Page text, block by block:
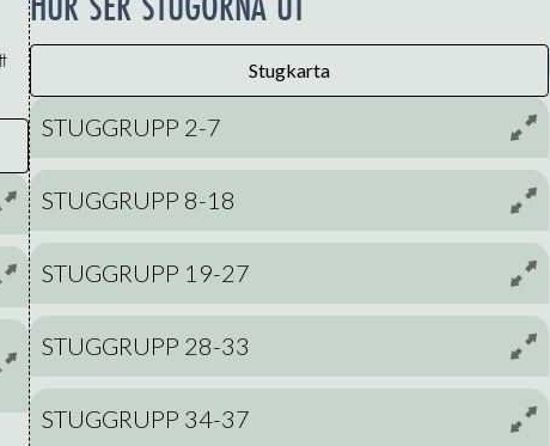
Stugkarta
STUGGRUPP 2-7
STUGGRUPP 8-18
STUGGRUPP 19-27
STUGGRUPP 28-33
STUGGRUPP 34-37